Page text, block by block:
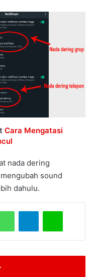
Cara Mengatasi
nada dering
sound
dahulu.
WhatsAppTelegramLine